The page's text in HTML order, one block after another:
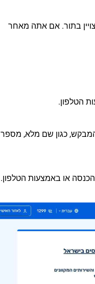
בתור. אם אתה מאחר
הטלפון.
כגון שם מלא, מספר
או באמצעות הטלפון.